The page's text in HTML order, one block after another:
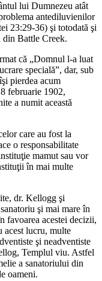
lui Dumnezeu atât
antediluvienilor
23:29-36) şi totodată şi
din Battle Creek.
că „Domnul l-a luat
specială”, dar, sub
pierdea acum
februarie 1902,
a numit această
care au fost la
o responsabilitate
mamut sau vor
în mai multe
dr. Kellogg şi
şi mai mare în
favoarea acestei decizii,
acest lucru, multe
şi neadventiste
Templul viu. Astfel
a sanatoriului din
oameni.